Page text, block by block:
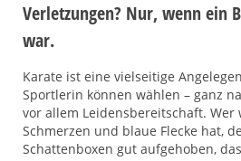
Verletzungen? Nur, wenn ein
war.
Karate ist eine vielseitige
Sportlerin können wählen – ganz
vor allem Leidensbereitschaft. Wer
Schmerzen und blaue Flecke hat,
Schattenboxen gut aufgehoben,